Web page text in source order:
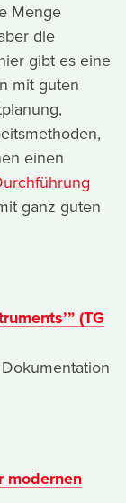
Menge
die
gibt es eine
mit guten
einen
ganz guten
(TG
modernen